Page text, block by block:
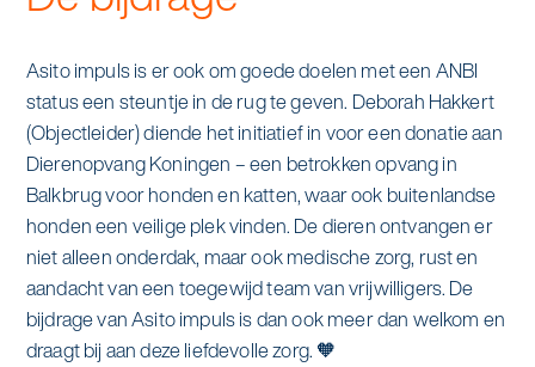
Aanvullende diensten
One Go
Zorgondersteuning
Vloermeester van One Go
alle diensten bekijken
Zorg
Artikelen
Kennisbank
Contact
Wij werken voor
Duurzaamheid & Asito
Asito impuls is er ook om goede doelen met een ANBI
status een steuntje in de rug te geven. Deborah Hakkert
(Objectleider) diende het initiatief in voor een donatie aan
Dierenopvang Koningen – een betrokken opvang in
Balkbrug voor honden en katten, waar ook buitenlandse
honden een veilige plek vinden. De dieren ontvangen er
niet alleen onderdak, maar ook medische zorg, rust en
aandacht van een toegewijd team van vrijwilligers. De
bijdrage van Asito impuls is dan ook meer dan welkom en
draagt bij aan deze liefdevolle zorg. 🧡